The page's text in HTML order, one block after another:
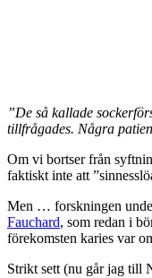
”De så kallade
tillfrågades. Några
Om vi bortser från
faktiskt inte att
Men … forskningen
Fauchard, som redan i
förekomsten karies var
Strikt sett (nu går jag till